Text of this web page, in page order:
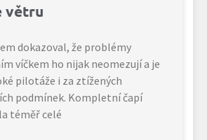
větru
dokazoval, že problémy
víčkem ho nijak neomezují a je
pilotáže i za ztížených
podmínek. Kompletní čapí
téměř celé